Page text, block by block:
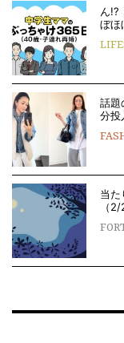
ん!?
ぼほ
話題
分投
当た
（